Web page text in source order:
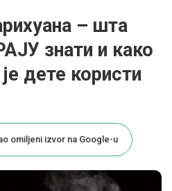
– шта
знати и како
дете користи
omiljeni izvor na Google-u